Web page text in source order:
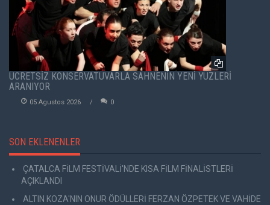
ÜCRETSİZ KONSERVATUVARLA SAHNENİN YENİ YÜZLERİ
ARANIYOR
05 Agustos 2026 0
SON EKLENENLER
ÇATALCA FİLM FESTİVALİ'NDE KISA FİLM FİNALİSTLERİ
AÇIKLANDI
ALTIN KOZA'NIN ONUR ÖDÜLLERİ FERZAN ÖZPETEK VE VAHİDE